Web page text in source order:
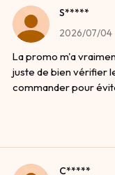
S*****
2026/07/04
La promo m'a
juste de bien vérifier
commander pour
C*****